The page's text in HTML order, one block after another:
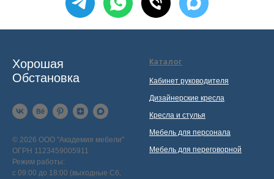
Хорошая
Обстановка
© 2026 ООО "Академия мебели"
ОГРН 1123459005911
Режим работы:
с 09:00 до 18:00 (выходные Сб,
Каталог
Кабинет руководителя
Дизайнерские кресла
Кресла и стулья
Мебель для персонала
Мебель для переговорной